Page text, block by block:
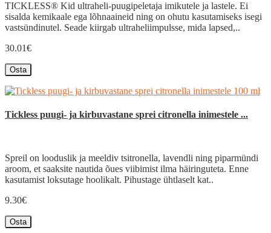
TICKLESS® Kid ultraheli-puugipeletaja imikutele ja lastele. Ei
sisalda kemikaale ega lõhnaaineid ning on ohutu kasutamiseks isegi
vastsündinutel. Seade kiirgab ultraheliimpulsse, mida lapsed,..
30.01€
Osta
Tickless puugi- ja kirbuvastane sprei citronella inimestele ...
Spreil on looduslik ja meeldiv tsitronella, lavendli ning piparmündi
aroom, et saaksite nautida õues viibimist ilma häiringuteta. Enne
kasutamist loksutage hoolikalt. Pihustage ühtlaselt kat..
9.30€
Osta